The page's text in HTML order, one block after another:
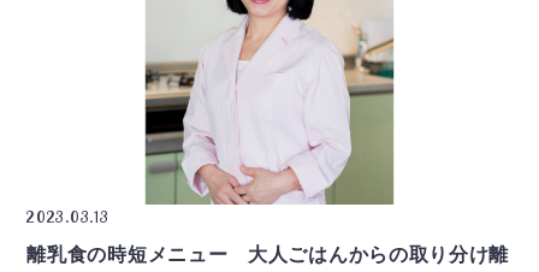
2023.03.13
離乳食の時短メニュー 大人ごはんからの取り分け離